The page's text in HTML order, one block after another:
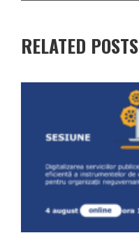
RELATED POSTS